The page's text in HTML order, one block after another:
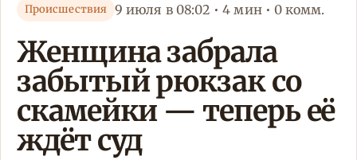
Происшествия 9 июля в 08:02 • 4 мин • 0 комм.
Женщина забрала
забытый рюкзак со
скамейки — теперь её
ждёт суд